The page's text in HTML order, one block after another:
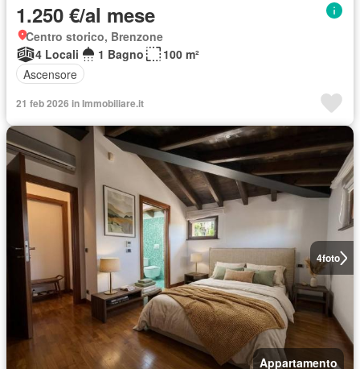
1.250 €/al mese
Centro storico, Brenzone
4 Locali
1 Bagno
100 m²
Ascensore
21 feb 2026 in Immobiliare.it
4foto
Appartamento